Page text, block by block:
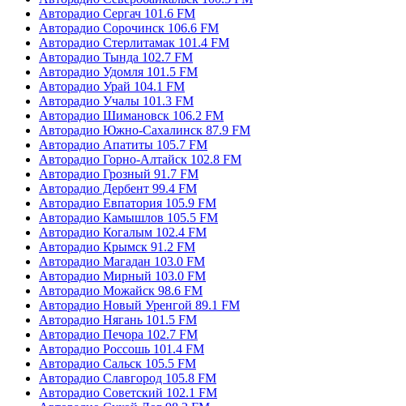
Авторадио Сергач 101.6 FM
Авторадио Сорочинск 106.6 FM
Авторадио Стерлитамак 101.4 FM
Авторадио Тында 102.7 FM
Авторадио Удомля 101.5 FM
Авторадио Урай 104.1 FM
Авторадио Учалы 101.3 FM
Авторадио Шимановск 106.2 FM
Авторадио Южно-Сахалинск 87.9 FM
Авторадио Апатиты 105.7 FM
Авторадио Горно-Алтайск 102.8 FM
Авторадио Грозный 91.7 FM
Авторадио Дербент 99.4 FM
Авторадио Евпатория 105.9 FM
Авторадио Камышлов 105.5 FM
Авторадио Когалым 102.4 FM
Авторадио Крымск 91.2 FM
Авторадио Магадан 103.0 FM
Авторадио Мирный 103.0 FM
Авторадио Можайск 98.6 FM
Авторадио Новый Уренгой 89.1 FM
Авторадио Нягань 101.5 FM
Авторадио Печора 102.7 FM
Авторадио Россошь 101.4 FM
Авторадио Сальск 105.5 FM
Авторадио Славгород 105.8 FM
Авторадио Советский 102.1 FM